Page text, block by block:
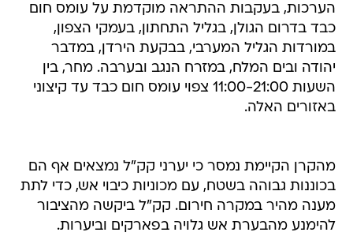
הערכות, בעקבות ההתראה מוקדמת על עומס חום
כבד בדרום הגולן, בגליל התחתון, בעמקי הצפון,
במורדות הגליל המערבי, בבקעת הירדן, במדבר
יהודה ובים המלח, במזרח הנגב ובערבה. מחר, בין
השעות 11:00-21:00 צפוי עומס חום כבד עד קיצוני
באזורים האלה.
מהקרן הקיימת נמסר כי יערני קק"ל נמצאים אף הם
בכוננות גבוהה בשטח, עם מכוניות כיבוי אש, כדי לתת
מענה מהיר במקרה חירום. קק"ל ביקשה מהציבור
להימנע מהבערת אש גלויה בפארקים וביערות.